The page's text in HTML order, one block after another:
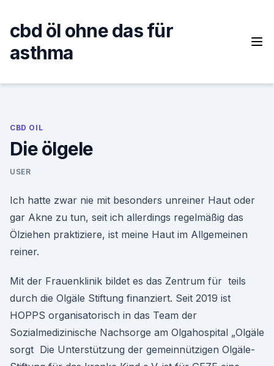
content
cbd öl ohne das für
asthma
CBD OIL
Die ölgele
USER
Ich hatte zwar nie mit besonders unreiner Haut oder
gar Akne zu tun, seit ich allerdings regelmäßig das
Ölziehen praktiziere, ist meine Haut im Allgemeinen
reiner.
Mit der Frauenklinik bildet es das Zentrum für teils
durch die Olgäle Stiftung finanziert. Seit 2019 ist
HOPPS organisatorisch in das Team der
Sozialmedizinische Nachsorge am Olgahospital „Olgäle
sorgt Die Unterstützung der gemeinnützigen Olgäle-